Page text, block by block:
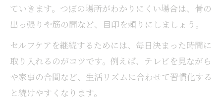
ていきます。つぼの場所がわかりにくい場合は、骨の
出っ張りや筋の間など、目印を頼りにしましょう。
セルフケアを継続するためには、毎日決まった時間に
取り入れるのがコツです。例えば、テレビを見ながら
や家事の合間など、生活リズムに合わせて習慣化する
と続けやすくなります。